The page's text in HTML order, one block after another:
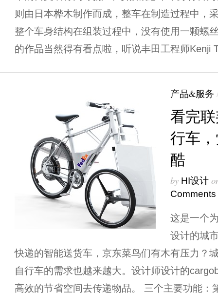
则由日本桦木制作而成，整车在制造过程中，
整个车身结构在组装过程中，没有使用一颗螺
的作品当然得有看点啦，听说丰田工程师Kenji
产品&服务
看完
行车
酷
by HI设计
Comments
这是一个
设计的城
快递的智能送货车，京东菜鸟们有木有压力？
自行车的需求也越来越大。设计师设计的
高效的节省空间去传递物品。 三个主要功能：